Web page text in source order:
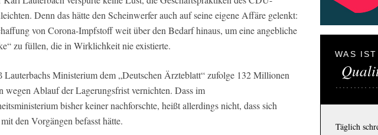
Denn das hätte den Scheinwerfer auch auf seine eigene Affäre gelenkt:
von Corona-Impfstoff weit über den Bedarf hinaus, um eine angebliche
zu füllen, die in Wirklichkeit nie existierte.
Ministerium dem „Deutschen Ärzteblatt“ zufolge 132 Millionen
wegen Ablauf der Lagerungsfrist vernichten. Dass im
bisher keiner nachforschte, heißt allerdings nicht, dass sich
den Vorgängen befasst hätte.
WAS
Täglich